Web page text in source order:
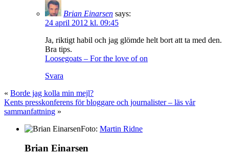
Brian Einarsen says:
24 april 2012 kl. 09:45
Ja, riktigt habil och jag glömde helt bort att ta med den.
Bra tips.
Loosegoats – For the love of on
Svara
« Borde jag kolla min mejl?
Kents presskonferens för bloggare och journalister – läs vår
sammanfattning »
Foto: Martin Ridne
Brian Einarsen